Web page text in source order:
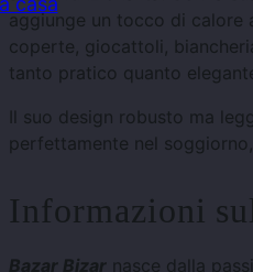
aggiunge un tocco di calore
coperte, giocattoli,
tanto pratico quanto
Il suo design robusto ma
perfettamente nel
Informazioni
Bazar Bizar nasce dalla